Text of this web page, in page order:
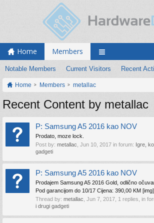
Home Members
Notable Members Current Visitors Recent
Home Members metallac
Recent Content by metallac
P: Samsung A5 2016 kao NOV
Prodato, moze lock.
Post by: metallac Jun 10, 2017 in forum: Igre,
gadgeti
P: Samsung A5 2016 kao NOV
Prodajem Samsung A5 2016 Gold, odlično
Pod garancijom do 10/17 Cijena: 390,00 KM
Thread by: metallac Jun 7, 2017 , 1 replies, in
i drugi gadgeti